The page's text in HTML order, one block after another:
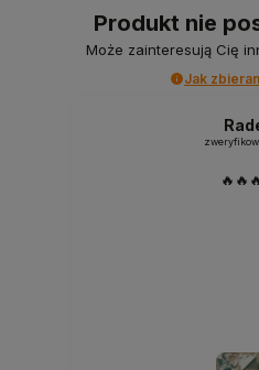
Produkt nie
Może zainteresują Cię
Jak